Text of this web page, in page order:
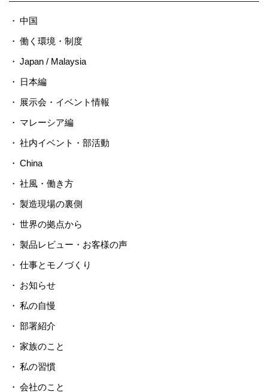
中国
働く環境・制度
Japan / Malaysia
日本編
展示会・イベント情報
マレーシア編
社内イベント・部活動
China
社風・働き方
製造現場の裏側
世界の拠点から
製品レビュー・お客様の声
仕事とモノづくり
お知らせ
私の自慢
部署紹介
家族のこと
私の習慣
会社のこと